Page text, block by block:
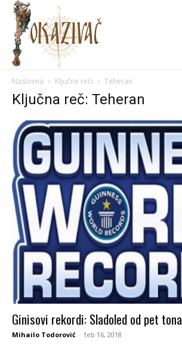
Naslovna Ključne reči Teheran
Ključna reč: Teheran
Ginisovi rekordi: Sladoled od pet tona
Mihailo Todorović - feb 16, 2018